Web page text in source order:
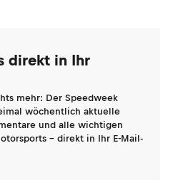
direkt in Ihr
mehr: Der Speedweek
wöchentlich aktuelle
und alle wichtigen
- direkt in Ihr E-Mail-